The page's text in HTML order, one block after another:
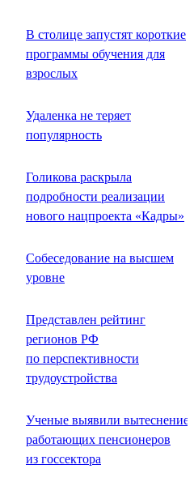
В столице запустят короткие
программы обучения для
взрослых
Удаленка не теряет
популярность
Голикова раскрыла
подробности реализации
нового нацпроекта «Кадры»
Собеседование на высшем
уровне
Представлен рейтинг
регионов РФ
по перспективности
трудоустройства
Ученые выявили вытеснение
работающих пенсионеров
из госсектора